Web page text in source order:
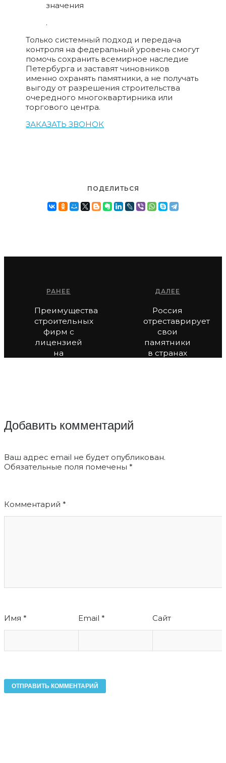
значения
.
Только системный подход и передача
контроля на федеральный уровень смогут
помочь сохранить всемирное наследие
Петербурга и заставят чиновников
именно охранять памятники, а не получать
выгоду от разрешения строительства
очередного многоквартирника или
торгового центра.
ЗАКАЗАТЬ ЗВОНОК
ПОДЕЛИТЬСЯ
РАНЕЕ
Преимущества
строительных
фирм с
лицензией
на
ДАЛЕЕ
Россия
отреставрирует
свои
памятники
в странах
Добавить комментарий
Ваш адрес email не будет опубликован.
Обязательные поля помечены *
Комментарий *
Имя * Email * Сайт